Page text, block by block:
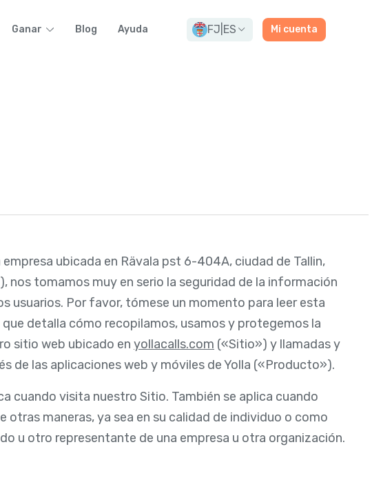
Ganar Blog Ayuda FJ ES Mi cuenta
empresa ubicada en Rävala pst 6-404A, ciudad de Tallin,
nos tomamos muy en serio la seguridad de la información
usuarios. Por favor, tómese un momento para leer esta
detalla cómo recopilamos, usamos y protegemos la
sitio web ubicado en yollacalls.com («Sitio») y llamadas y
de las aplicaciones web y móviles de Yolla («Producto»).
cuando visita nuestro Sitio. También se aplica cuando
maneras, ya sea en su calidad de individuo o como
u otro representante de una empresa u otra organización.